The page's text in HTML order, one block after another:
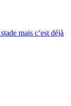
mais c’est déjà